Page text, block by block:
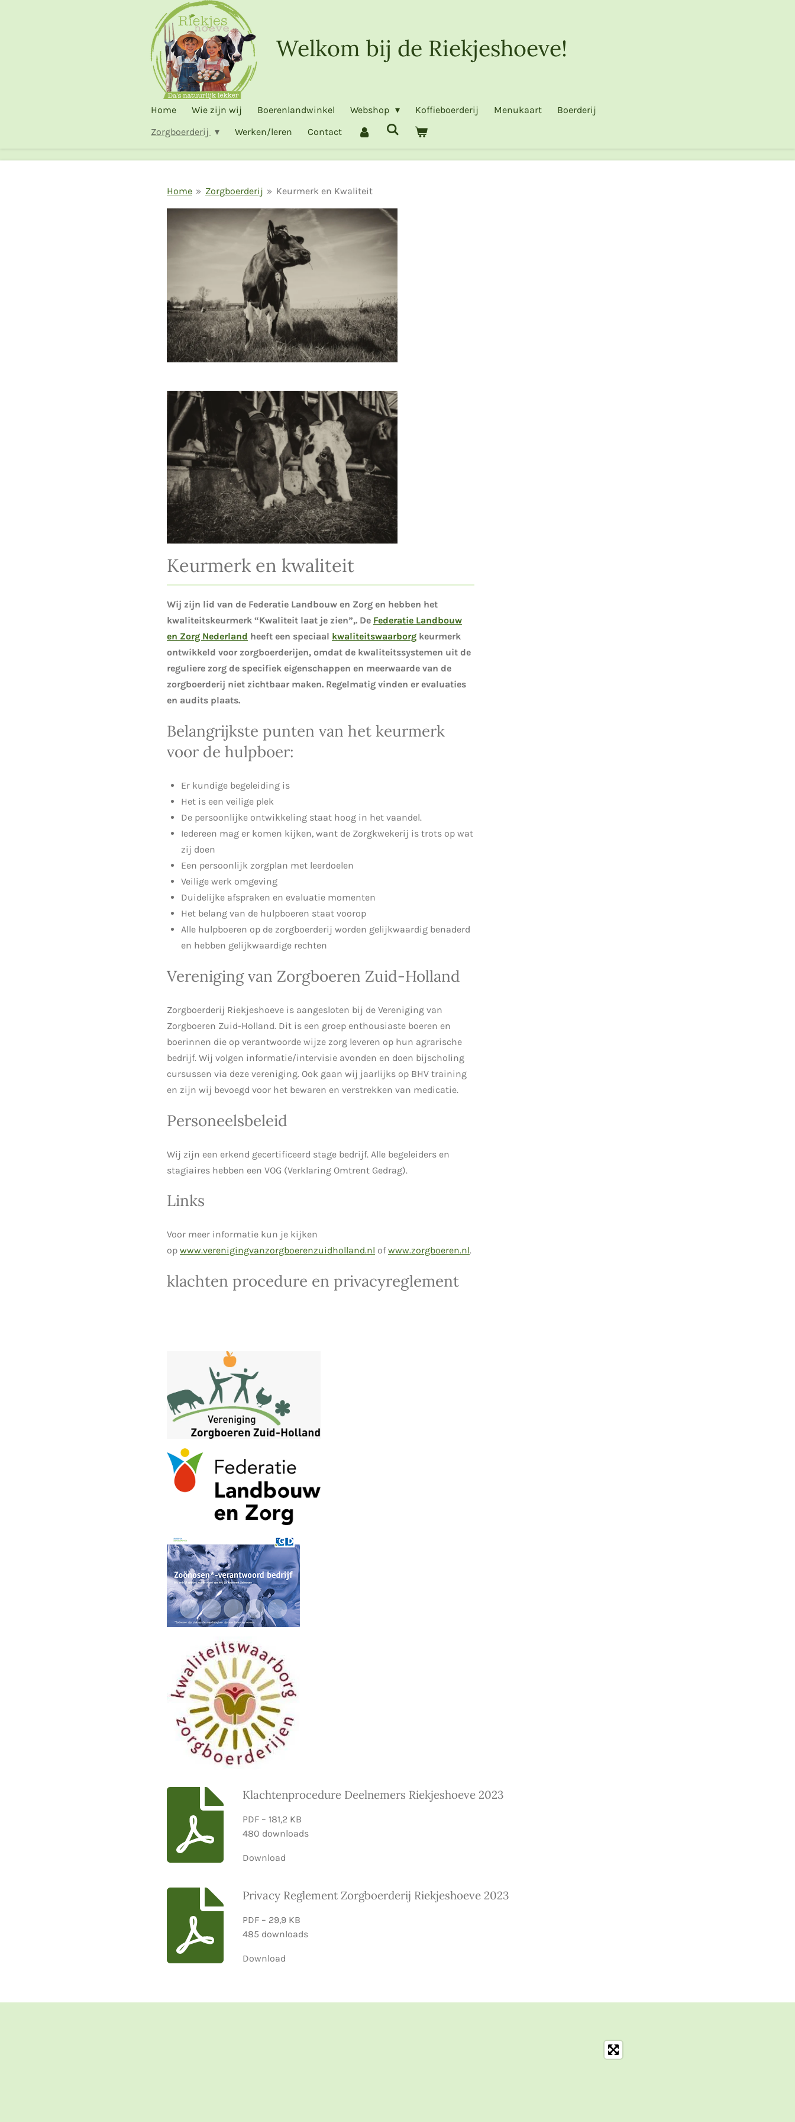
Welkom bij de Riekjeshoeve!
Home Wie zijn wij Boerenlandwinkel Webshop Koffieboerderij Menukaart
Boerderij
Zorgboerderij
Werken/leren Contact
Home » Zorgboerderij » Keurmerk en Kwaliteit
Keurmerk en kwaliteit
Wij zijn lid van de Federatie Landbouw en Zorg en hebben het
kwaliteitskeurmerk “Kwaliteit laat je zien”,. De Federatie Landbouw
en Zorg Nederland heeft een speciaal kwaliteitswaarborg keurmerk
ontwikkeld voor zorgboerderijen, omdat de kwaliteitssystemen uit de
reguliere zorg de specifiek eigenschappen en meerwaarde van de
zorgboerderij niet zichtbaar maken. Regelmatig vinden er evaluaties
en audits plaats.
Belangrijkste punten van het keurmerk
voor de hulpboer:
Er kundige begeleiding is
Het is een veilige plek
De persoonlijke ontwikkeling staat hoog in het vaandel.
Iedereen mag er komen kijken, want de Zorgkwekerij is trots op wat
zij doen
Een persoonlijk zorgplan met leerdoelen
Veilige werk omgeving
Duidelijke afspraken en evaluatie momenten
Het belang van de hulpboeren staat voorop
Alle hulpboeren op de zorgboerderij worden gelijkwaardig benaderd
en hebben gelijkwaardige rechten
Vereniging van Zorgboeren Zuid-Holland
Zorgboerderij Riekjeshoeve is aangesloten bij de Vereniging van
Zorgboeren Zuid-Holland. Dit is een groep enthousiaste boeren en
boerinnen die op verantwoorde wijze zorg leveren op hun agrarische
bedrijf. Wij volgen informatie/intervisie avonden en doen bijscholing
cursussen via deze vereniging. Ook gaan wij jaarlijks op BHV training
en zijn wij bevoegd voor het bewaren en verstrekken van medicatie.
Personeelsbeleid
Wij zijn een erkend gecertificeerd stage bedrijf. Alle begeleiders en
stagiaires hebben een VOG (Verklaring Omtrent Gedrag).
Links
Voor meer informatie kun je kijken
op www.verenigingvanzorgboerenzuidholland.nl of www.zorgboeren.nl.
klachten procedure en privacyreglement
Klachtenprocedure Deelnemers Riekjeshoeve 2023
PDF – 181,2 KB
480 downloads
Download
Privacy Reglement Zorgboerderij Riekjeshoeve 2023
PDF – 29,9 KB
485 downloads
Download